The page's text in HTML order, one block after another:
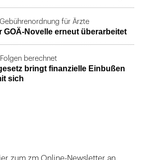
für Ärzte
GOÄ-Novelle erneut überarbeitet
berechnet
bringt finanzielle Einbußen
sich
zum zm Online-Newsletter an